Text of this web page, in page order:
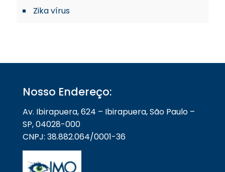
Zika vírus
Nosso Endereço:
Av. Ibirapuera, 624 – Ibirapuera, São Paulo –
SP, 04028-000
CNPJ: 38.882.064/0001-36